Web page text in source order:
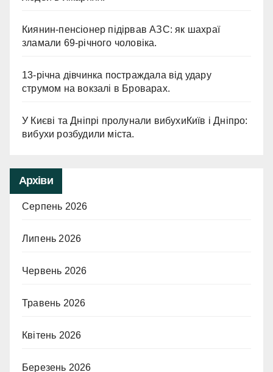
Киянин-пенсіонер підірвав АЗС: як шахраї
зламали 69-річного чоловіка.
13-річна дівчинка постраждала від удару
струмом на вокзалі в Броварах.
У Києві та Дніпрі пролунали вибухиКиїв і Дніпро:
вибухи розбудили міста.
Архіви
Серпень 2026
Липень 2026
Червень 2026
Травень 2026
Квітень 2026
Березень 2026